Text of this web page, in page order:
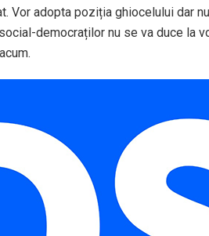
Vor adopta poziția ghiocelului dar
democraților nu se va duce la